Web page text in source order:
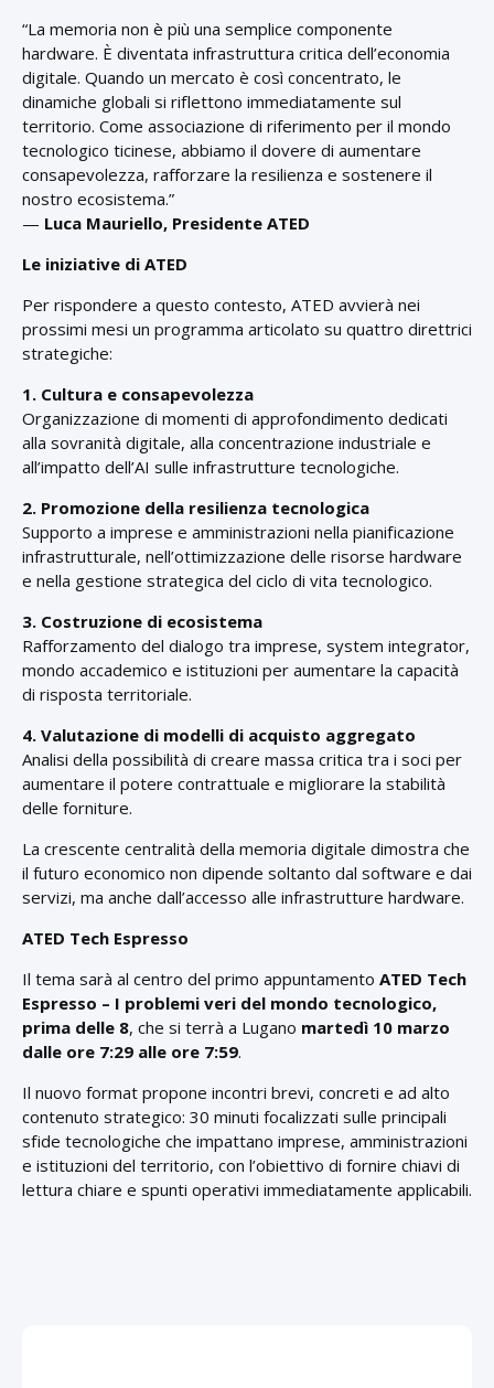
“La memoria non è più una semplice componente
hardware. È diventata infrastruttura critica dell’economia
digitale. Quando un mercato è così concentrato, le
dinamiche globali si riflettono immediatamente sul
territorio. Come associazione di riferimento per il mondo
tecnologico ticinese, abbiamo il dovere di aumentare
consapevolezza, rafforzare la resilienza e sostenere il
nostro ecosistema.”
— Luca Mauriello, Presidente ATED
Le iniziative di ATED
Per rispondere a questo contesto, ATED avvierà nei
prossimi mesi un programma articolato su quattro direttrici
strategiche:
1. Cultura e consapevolezza
Organizzazione di momenti di approfondimento dedicati
alla sovranità digitale, alla concentrazione industriale e
all’impatto dell’AI sulle infrastrutture tecnologiche.
2. Promozione della resilienza tecnologica
Supporto a imprese e amministrazioni nella pianificazione
infrastrutturale, nell’ottimizzazione delle risorse hardware
e nella gestione strategica del ciclo di vita tecnologico.
3. Costruzione di ecosistema
Rafforzamento del dialogo tra imprese, system integrator,
mondo accademico e istituzioni per aumentare la capacità
di risposta territoriale.
4. Valutazione di modelli di acquisto aggregato
Analisi della possibilità di creare massa critica tra i soci per
aumentare il potere contrattuale e migliorare la stabilità
delle forniture.
La crescente centralità della memoria digitale dimostra che
il futuro economico non dipende soltanto dal software e dai
servizi, ma anche dall’accesso alle infrastrutture hardware.
ATED Tech Espresso
Il tema sarà al centro del primo appuntamento ATED Tech
Espresso – I problemi veri del mondo tecnologico,
prima delle 8, che si terrà a Lugano martedì 10 marzo
dalle ore 7:29 alle ore 7:59.
Il nuovo format propone incontri brevi, concreti e ad alto
contenuto strategico: 30 minuti focalizzati sulle principali
sfide tecnologiche che impattano imprese, amministrazioni
e istituzioni del territorio, con l’obiettivo di fornire chiavi di
lettura chiare e spunti operativi immediatamente applicabili.